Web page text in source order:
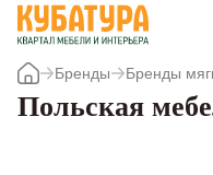
Бренды Бренды
Польская